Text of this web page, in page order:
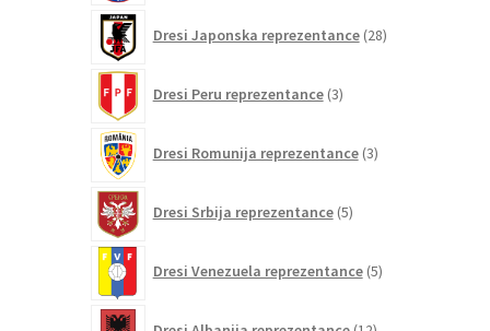
Dresi Japonska reprezentance 28izdelkov
Dresi Peru reprezentance 3izdelki
Dresi Romunija reprezentance 3izdelki
Dresi Srbija reprezentance 5izdelkov
Dresi Venezuela reprezentance 5izdelkov